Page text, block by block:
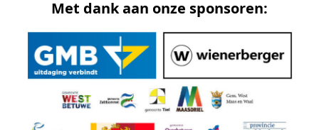
Met dank aan onze sponsoren: